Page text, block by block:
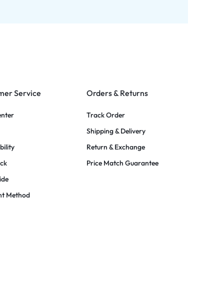
Service
Method
Orders & Returns
Track Order
Shipping & Delivery
Return & Exchange
Price Match Guarantee